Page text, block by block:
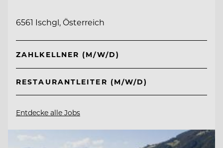
6561 Ischgl, Österreich
ZAHLKELLNER (M/W/D)
RESTAURANTLEITER (M/W/D)
Entdecke alle Jobs